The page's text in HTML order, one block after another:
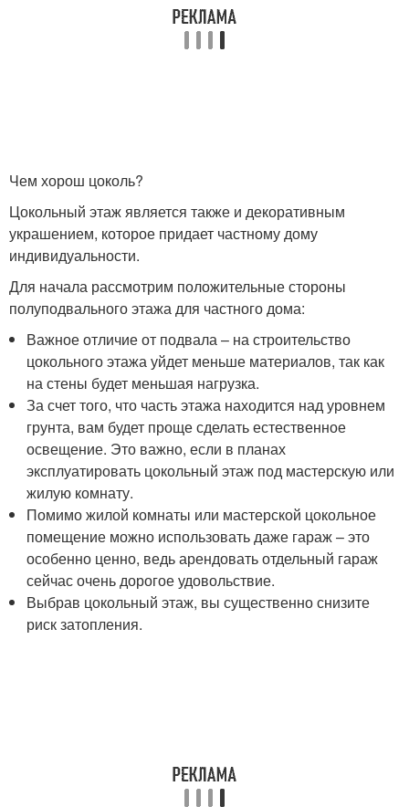
Чем хорош цоколь?
Цокольный этаж является также и декоративным
украшением, которое придает частному дому
индивидуальности.
Для начала рассмотрим положительные стороны
полуподвального этажа для частного дома:
Важное отличие от подвала – на строительство
цокольного этажа уйдет меньше материалов, так как
на стены будет меньшая нагрузка.
За счет того, что часть этажа находится над уровнем
грунта, вам будет проще сделать естественное
освещение. Это важно, если в планах
эксплуатировать цокольный этаж под мастерскую или
жилую комнату.
Помимо жилой комнаты или мастерской цокольное
помещение можно использовать даже гараж – это
особенно ценно, ведь арендовать отдельный гараж
сейчас очень дорогое удовольствие.
Выбрав цокольный этаж, вы существенно снизите
риск затопления.